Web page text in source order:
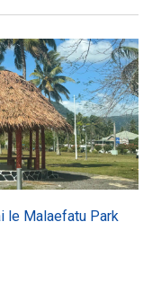
le Malaefatu Park